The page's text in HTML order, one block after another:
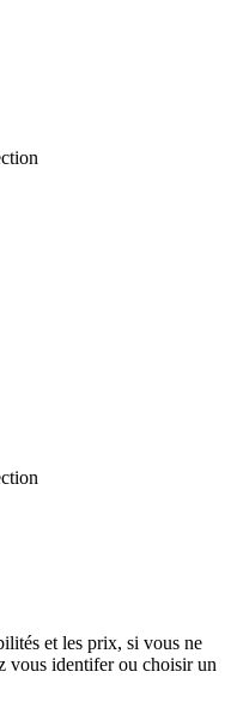
et les prix, si vous ne
vous identifer ou choisir un